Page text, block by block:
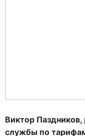
Виктор Паздников,
службы по